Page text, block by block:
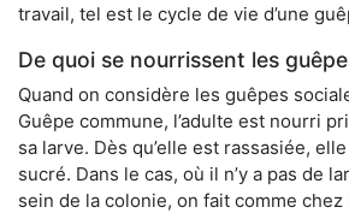
travail, tel est le cycle de vie d’une
De quoi se nourrissent les
Quand on considère les guêpes
Guêpe commune, l’adulte est nourri
sa larve. Dès qu’elle est rassasiée,
sucré. Dans le cas, où il n’y a pas de
sein de la colonie, on fait comme chez